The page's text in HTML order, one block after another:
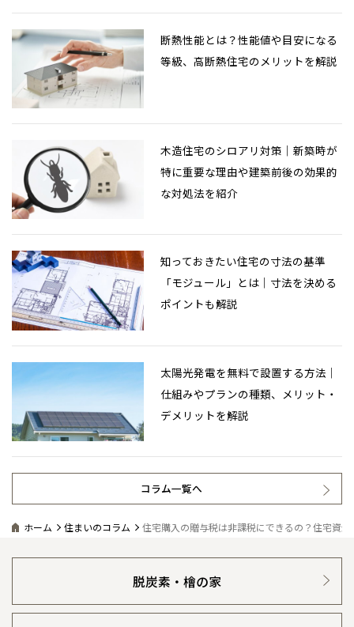
断熱性能とは？性能値や目安になる
等級、高断熱住宅のメリットを解説
木造住宅のシロアリ対策｜新築時が
特に重要な理由や建築前後の効果的
な対処法を紹介
知っておきたい住宅の寸法の基準
「モジュール」とは｜寸法を決める
ポイントも解説
太陽光発電を無料で設置する方法｜
仕組みやプランの種類、メリット・
デメリットを解説
コラム一覧へ
ホーム 住まいのコラム 住宅購入の贈与税は非課税にできるの？住宅資
脱炭素・檜の家